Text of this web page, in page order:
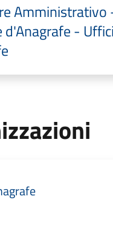
Amministrativo
d'Anagrafe -